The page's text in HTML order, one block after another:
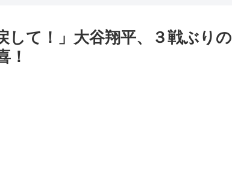
して！」大谷翔平、３戦ぶりの
！